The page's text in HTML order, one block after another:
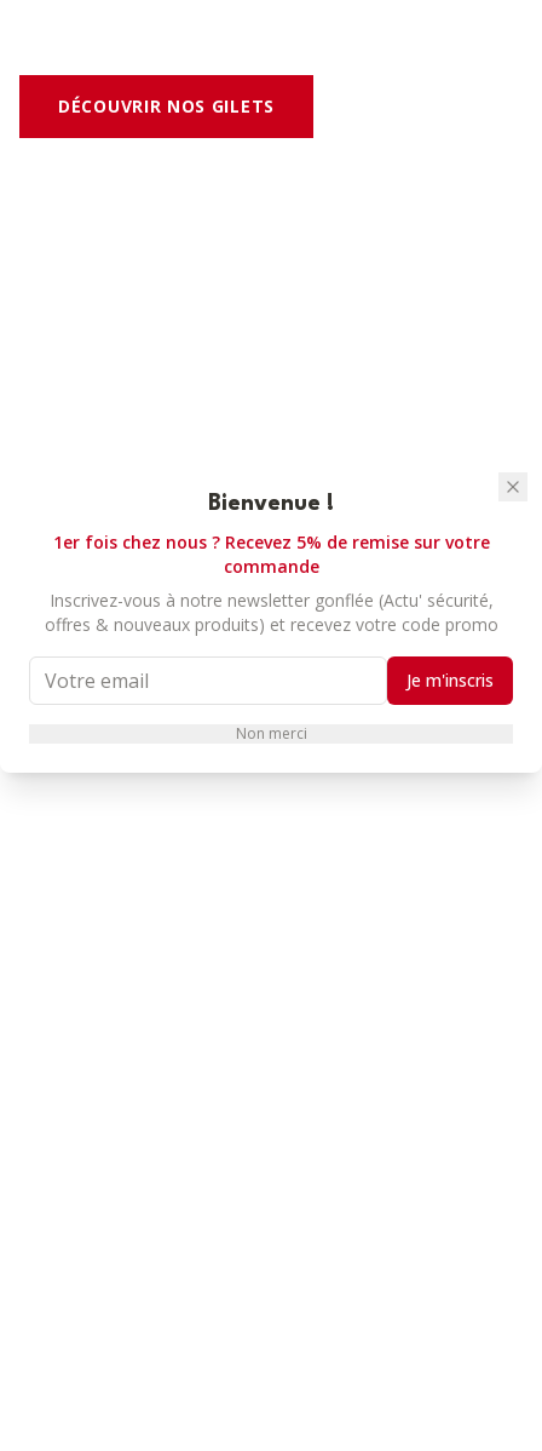
DÉCOUVRIR NOS GILETS
Bienvenue !
1er fois chez nous ? Recevez 5% de remise sur votre
commande
Inscrivez-vous à notre newsletter gonflée (Actu' sécurité,
offres & nouveaux produits) et recevez votre code promo
Je m'inscris
Non merci